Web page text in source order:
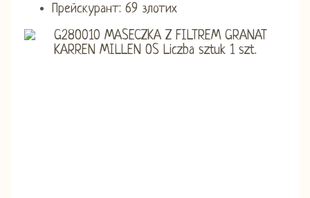
Прейскурант: 69 злотих